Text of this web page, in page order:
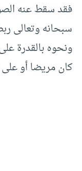
فقد سقط عنه
سبحانه وتعالى
ونحوه بالقدرة
كان مريضا أو على